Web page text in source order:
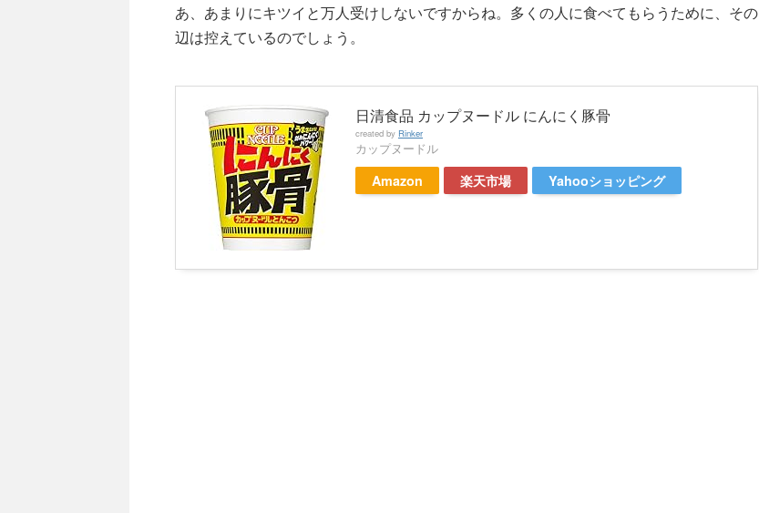
あ、あまりにキツイと万人受けしないですからね。多くの人に食べてもらうために、その
辺は控えているのでしょう。
日清食品 カップヌードル にんにく豚骨
created by Rinker
カップヌードル
Amazon 楽天市場 Yahooショッピング